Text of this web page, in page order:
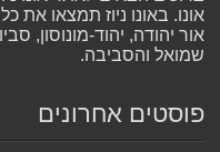
אונו. באונו ניוז תמצאו את
אור יהודה, יהוד-מונוסון,
שמואל והסביבה.
פוסטים אחרונים